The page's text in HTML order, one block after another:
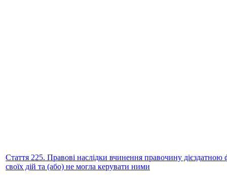
Стаття 225. Правові наслідки вчинення правочину
своїх дій та (або) не могла керувати ними